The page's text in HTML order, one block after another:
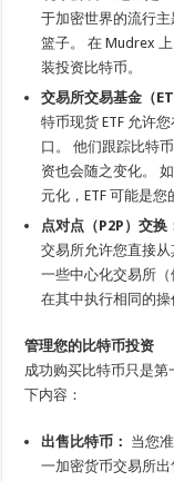
于加密世界的流行主
篮子。 在 Mudrex
装投资比特币。
交易所交易基金（
特币现货 ETF 允许
口。 他们跟踪比特
资也会随之变化。
元化，ETF 可能是您
点对点（P2P）交换
交易所允许您直接从
一些中心化交易所（
在其中执行相同的操
管理您的比特币投资
成功购买比特币只是
下内容：
出售比特币： 当您
一加密货币交易所